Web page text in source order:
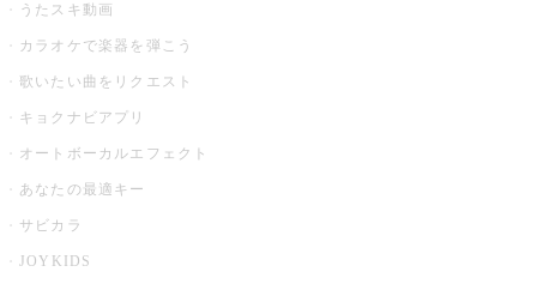
うたスキ動画
カラオケで楽器を弾こう
歌いたい曲をリクエスト
キョクナビアプリ
オートボーカルエフェクト
あなたの最適キー
サビカラ
JOYKIDS